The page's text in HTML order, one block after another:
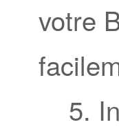
votre
5.